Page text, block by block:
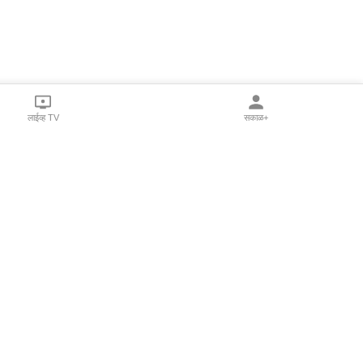
लाईव्ह TV सकाळ+